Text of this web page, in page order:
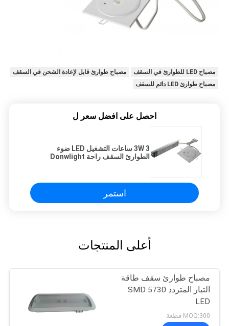
مصباح LED للطوارئ في السقف
مصباح طوارئ قابل لإعادة الشحن في السقف
مصباح طوارئ LED دائم للسقف
احصل على افضل سعر ل
3W 3 ساعات التشغيل LED ضوء
الطوارئ السقف راحة Donwlight
استمر
أعلى المنتجات
مصباح طوارئ سقف طاقة
التيار المتردد SMD 5730
LED
MOQ:300 قطعة